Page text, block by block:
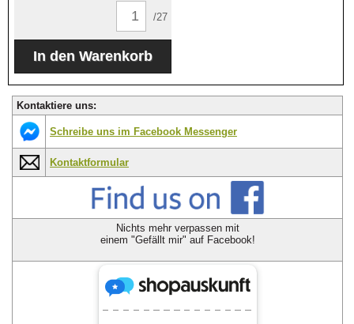
/27
Kontaktiere uns:
Schreibe uns im Facebook Messenger
Kontaktformular
Nichts mehr verpassen mit
einem "Gefällt mir" auf Facebook!